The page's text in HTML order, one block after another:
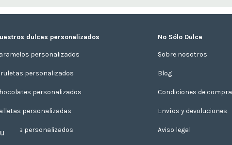
dulces personalizados
personalizados
personalizados
personalizados
personalizadas
personalizados
No Sólo Dulce
Sobre nosotros
Blog
Condiciones de compra
Envíos y devoluciones
Aviso legal